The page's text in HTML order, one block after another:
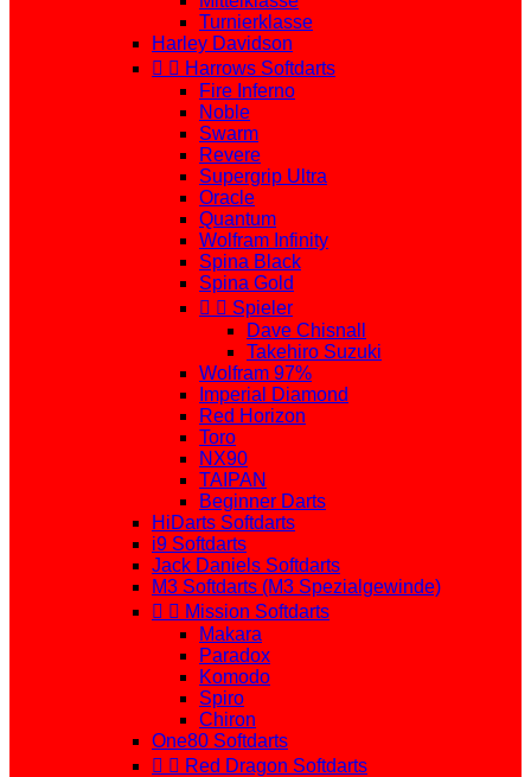
Turnierklasse
Harley Davidson
  Harrows Softdarts
Fire Inferno
Noble
Swarm
Revere
Supergrip Ultra
Oracle
Quantum
Wolfram Infinity
Spina Black
Spina Gold
  Spieler
Dave Chisnall
Takehiro Suzuki
Wolfram 97%
Imperial Diamond
Red Horizon
Toro
NX90
TAIPAN
Beginner Darts
HiDarts Softdarts
i9 Softdarts
Jack Daniels Softdarts
M3 Softdarts (M3 Spezialgewinde)
  Mission Softdarts
Makara
Paradox
Komodo
Spiro
Chiron
One80 Softdarts
  Red Dragon Softdarts